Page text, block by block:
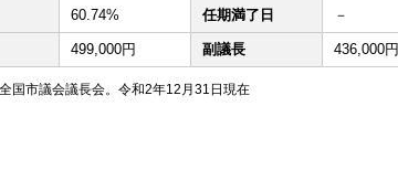
60.74% 任期満了日 －
499,000円 副議長 436,000円
国市議会議長会。令和2年12月31日現在